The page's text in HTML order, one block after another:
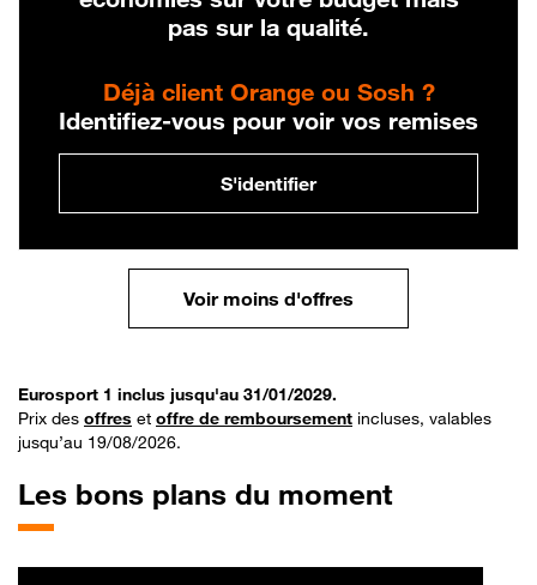
pas sur la qualité.
Déjà client Orange ou Sosh ?
Identifiez-vous pour voir vos remises
S'identifier
Voir moins d'offres
Eurosport 1 inclus jusqu'au 31/01/2029.
Prix des offres et offre de remboursement incluses, valables
jusqu’au 19/08/2026.
Les bons plans du moment